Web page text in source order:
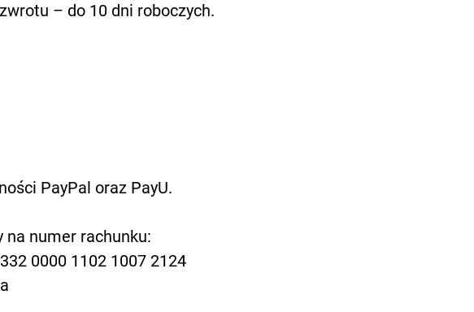
– do 10 dni roboczych.
PayPal oraz PayU.
na numer rachunku:
0000 1102 1007 2124